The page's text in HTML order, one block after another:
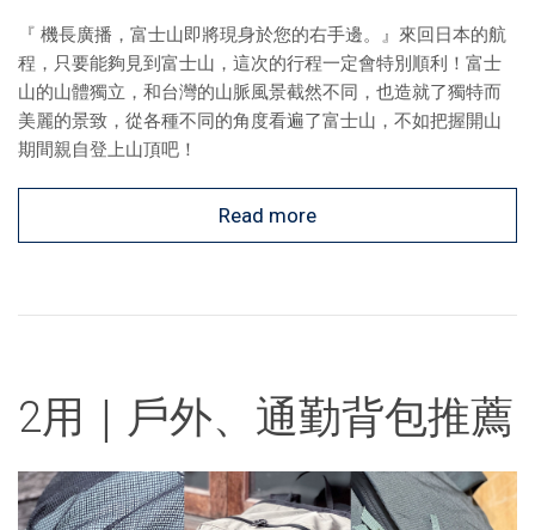
『 機長廣播，富士山即將現身於您的右手邊。』來回日本的航
程，只要能夠見到富士山，這次的行程一定會特別順利！富士
山的山體獨立，和台灣的山脈風景截然不同，也造就了獨特而
美麗的景致，從各種不同的角度看遍了富士山，不如把握開山
期間親自登上山頂吧！
Read more
2用｜戶外、通勤背包推薦